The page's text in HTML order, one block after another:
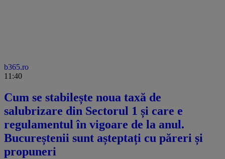
b365.ro
11:40
Cum se stabilește noua taxă de
salubrizare din Sectorul 1 și care e
regulamentul în vigoare de la anul.
Bucureștenii sunt așteptați cu păreri și
propuneri